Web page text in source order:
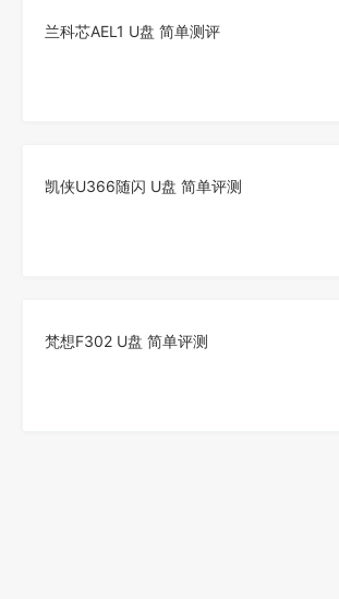
兰科芯AEL1 U盘 简单测评
凯侠U366随闪 U盘 简单评测
梵想F302 U盘 简单评测